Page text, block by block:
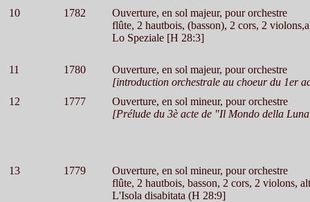
10
1782
Ouverture, en sol majeur, pour orchestre
flûte, 2 hautbois, (basson), 2 cors, 2
Lo Speziale [H 28:3]
11 1780
Ouverture, en sol majeur, pour orchestre
[introduction orchestrale au choeur du 1er
12
1777
Ouverture, en sol mineur, pour orchestre
[Prélude du 3è acte de "Il Mondo della
13 1779
Ouverture, en sol mineur, pour orchestre
flûte, 2 hautbois, basson, 2 cors, 2 violons,
L'Isola disabitata (H 28:9]